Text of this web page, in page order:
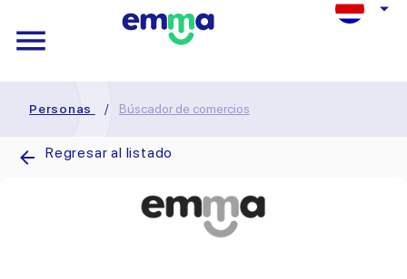
Personas / Búscador de comercios
Regresar al listado